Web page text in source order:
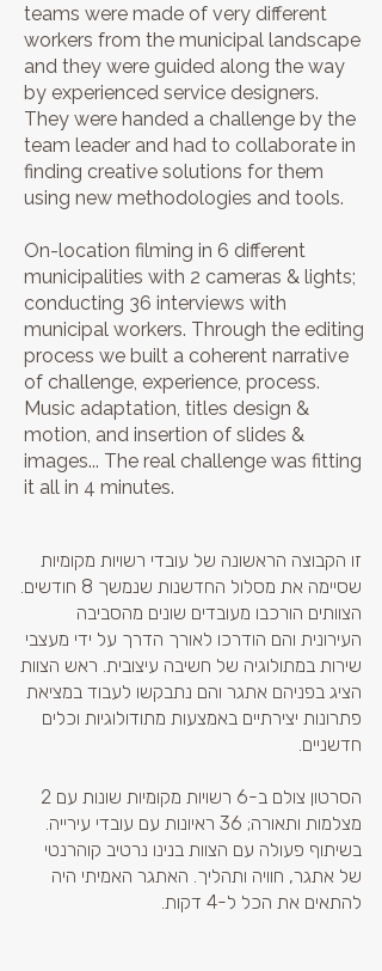
teams were made of very different
workers from the municipal landscape
and they were guided along the way
by experienced service designers.
They were handed a challenge by the
team leader and had to collaborate in
finding creative solutions for them
using new methodologies and tools.
On-location filming in 6 different
municipalities with 2 cameras & lights;
conducting 36 interviews with
municipal workers. Through the editing
process we built a coherent narrative
of challenge, experience, process.
Music adaptation, titles design &
motion, and insertion of slides &
images... The real challenge was fitting
it all in 4 minutes.
זו הקבוצה הראשונה של עובדי רשויות מקומיות
שסיימה את מסלול החדשנות שנמשך 8 חודשים.
הצוותים הורכבו מעובדים שונים מהסביבה
העירונית והם הודרכו לאורך הדרך על ידי מעצבי
שירות במתולוגיה של חשיבה עיצובית. ראש הצוות
הציג בפניהם אתגר והם נתבקשו לעבוד במציאת
פתרונות יצירתיים באמצעות מתודולוגיות וכלים
חדשניים.
הסרטון צולם ב-6 רשויות מקומיות שונות עם 2
מצלמות ותאורה; 36 ראיונות עם עובדי עירייה.
בשיתוף פעולה עם הצוות בנינו נרטיב קוהרנטי
של אתגר, חוויה ותהליך. האתגר האמיתי היה
להתאים את הכל ל-4 דקות.